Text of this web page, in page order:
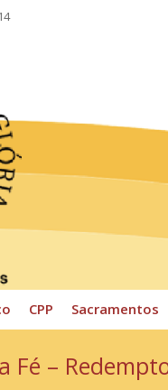
CPP Sacramentos
Fé –